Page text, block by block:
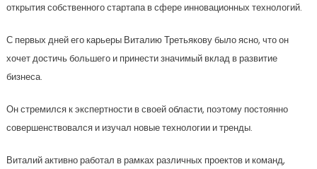
открытия собственного стартапа в сфере инновационных технологий.
С первых дней его карьеры Виталию Третьякову было ясно, что он
хочет достичь большего и принести значимый вклад в развитие
бизнеса.
Он стремился к экспертности в своей области, поэтому постоянно
совершенствовался и изучал новые технологии и тренды.
Виталий активно работал в рамках различных проектов и команд,